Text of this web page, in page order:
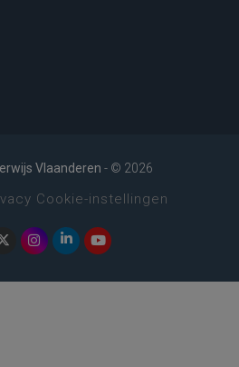
Vlaanderen - © 2026
Cookie-instellingen